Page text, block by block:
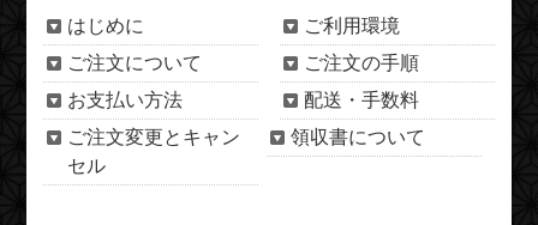
はじめに
ご利用環境
ご注文について
ご注文の手順
お支払い方法
配送・手数料
ご注文変更とキャン
セル
領収書について